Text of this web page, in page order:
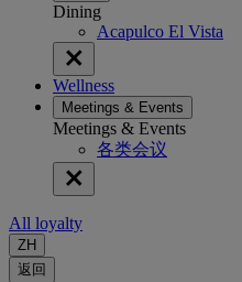
Dining
Acapulco El Vista
Wellness
Meetings & Events
Meetings & Events
各类会议
All loyalty
ZH
返回